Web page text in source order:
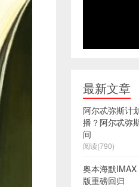
最新文章
阿尔忒弥斯计
播？阿尔忒弥
间
阅读(790)
奥本海默
版重磅回归